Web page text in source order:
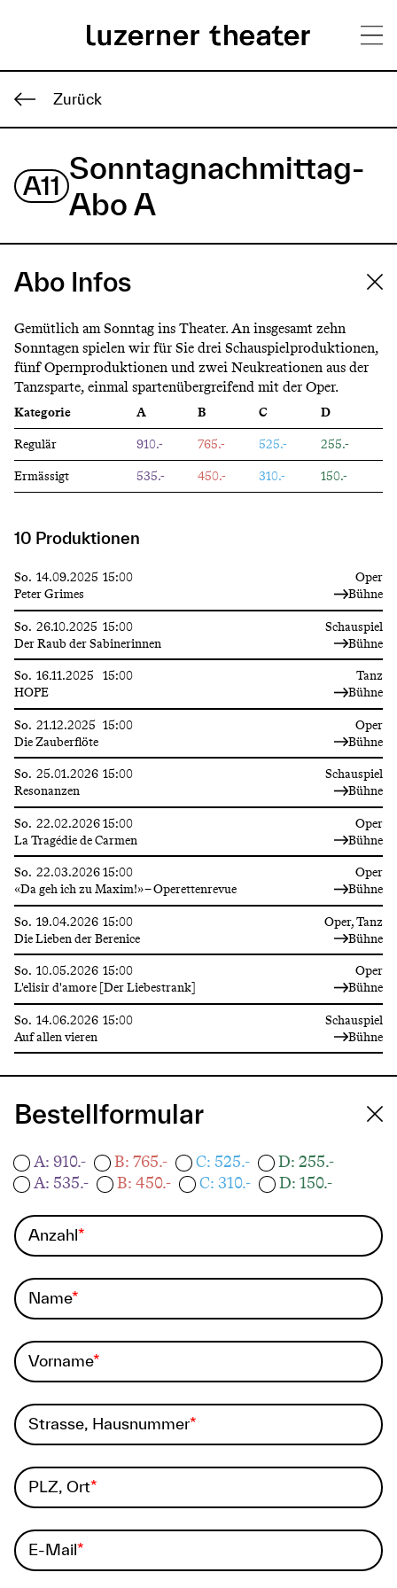
zum
H
a
u
p
e
n
ü
Zurück
A11
Sonntagnachmittag-
Abo A
Abo Infos
Gemütlich am Sonntag ins Theater. An insgesamt zehn
Sonntagen spielen wir für Sie drei Schauspielproduktionen,
fünf Opernproduktionen und zwei Neukreationen aus der
Tanzsparte, einmal spartenübergreifend mit der Oper.
Kategorie A B C
D
Regulär
910.- 765.- 525.-
255.-
Ermässigt
535.- 450.- 310.- 150.-
10 Produktionen
Oper
So. 14.09.2025 15:00
Peter Grimes
Bühne
Schauspiel
So. 26.10.2025 15:00
Der Raub der Sabinerinnen
Bühne
Tanz
So. 16.11.2025 15:00
HOPE
Bühne
Oper
So. 21.12.2025 15:00
Die Zauberflöte
Bühne
Schauspiel
So. 25.01.2026 15:00
Resonanzen
Bühne
Oper
So. 22.02.202615:00
La Tragédie de Carmen
Bühne
Oper
So. 22.03.202615:00
«Da geh ich zu Maxim!» – Operettenrevue
Bühne
Oper, Tanz
So. 19.04.2026 15:00
Die Lieben der Berenice
Bühne
Oper
So. 10.05.2026 15:00
L'elisir d'amore [Der Liebestrank]
Bühne
Schauspiel
So. 14.06.2026 15:00
Auf allen vieren
Bühne
Bestellformular
A: 910.- B: 765.- C: 525.-
D: 255.-
A: 535.-
B: 450.- C: 310.- D: 150.-
Anzahl
Name
Vorname
Strasse, Hausnummer
PLZ, Ort
E-Mail